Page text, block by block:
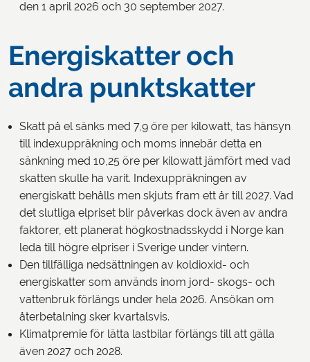
den 1 april 2026 och 30 september 2027.
Energiskatter och
andra punktskatter
Skatt på el sänks med 7,9 öre per kilowatt, tas hänsyn
till indexuppräkning och moms innebär detta en
sänkning med 10,25 öre per kilowatt jämfört med vad
skatten skulle ha varit. Indexuppräkningen av
energiskatt behålls men skjuts fram ett år till 2027. Vad
det slutliga elpriset blir påverkas dock även av andra
faktorer, ett planerat högkostnadsskydd i Norge kan
leda till högre elpriser i Sverige under vintern.
Den tillfälliga nedsättningen av koldioxid- och
energiskatter som används inom jord- skogs- och
vattenbruk förlängs under hela 2026. Ansökan om
återbetalning sker kvartalsvis.
Klimatpremie för lätta lastbilar förlängs till att gälla
även 2027 och 2028.